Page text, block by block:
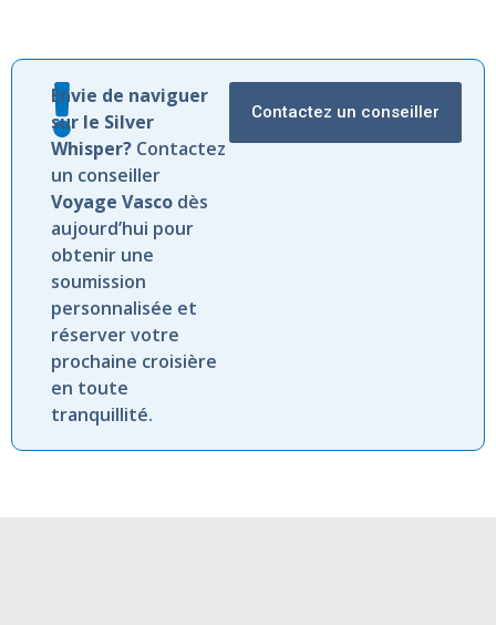
Envie de naviguer
sur le Silver
Whisper? Contactez
un conseiller
Voyage Vasco dès
aujourd’hui pour
obtenir une
soumission
personnalisée et
réserver votre
prochaine croisière
en toute
tranquillité.
Contactez un conseiller